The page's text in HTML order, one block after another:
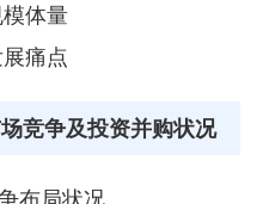
体量
痛点
竞争及投资并购状况
布局状况